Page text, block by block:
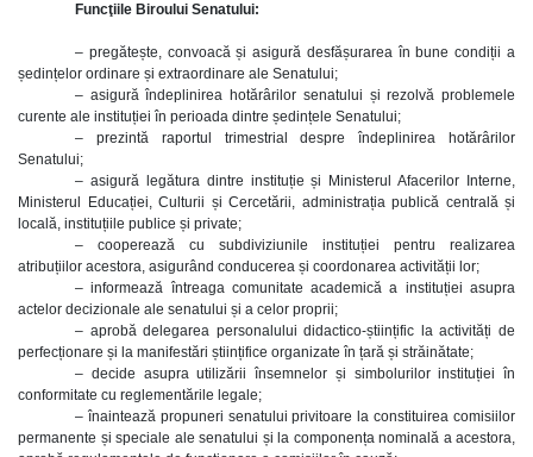
Funcţiile Biroului Senatului:
– pregătește, convoacă și asigură desfășurarea în bune condiții a
ședințelor ordinare și extraordinare ale Senatului;
– asigură îndeplinirea hotărârilor senatului și rezolvă problemele
curente ale instituției în perioada dintre ședințele Senatului;
– prezintă raportul trimestrial despre îndeplinirea hotărârilor
Senatului;
– asigură legătura dintre instituție și Ministerul Afacerilor Interne,
Ministerul Educației, Culturii și Cercetării, administrația publică centrală și
locală, instituțiile publice și private;
– cooperează cu subdiviziunile instituției pentru realizarea
atribuțiilor acestora, asigurând conducerea și coordonarea activității lor;
– informează întreaga comunitate academică a instituției asupra
actelor decizionale ale senatului și a celor proprii;
– aprobă delegarea personalului didactico-științific la activități de
perfecționare și la manifestări științifice organizate în țară și străinătate;
– decide asupra utilizării însemnelor și simbolurilor instituției în
conformitate cu reglementările legale;
– înaintează propuneri senatului privitoare la constituirea comisiilor
permanente și speciale ale senatului și la componența nominală a acestora,